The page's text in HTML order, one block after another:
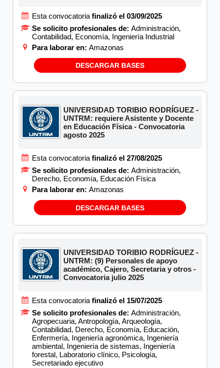
Esta convocatoria finalizó el 03/09/2025
Se solicito profesionales de: Administración,
Contabilidad, Economía, Ingeniería Industrial
Para laborar en: Amazonas
DESCARGAR BASES
UNIVERSIDAD TORIBIO RODRÍGUEZ -
UNTRM: requiere Asistente y Docente
en Educación Física - Convocatoria
agosto 2025
Esta convocatoria finalizó el 27/08/2025
Se solicito profesionales de: Administración,
Derecho, Economía, Educación Física
Para laborar en: Amazonas
DESCARGAR BASES
UNIVERSIDAD TORIBIO RODRÍGUEZ -
UNTRM: (9) Personales de apoyo
académico, Cajero, Secretaria y otros -
Convocatoria julio 2025
Esta convocatoria finalizó el 15/07/2025
Se solicito profesionales de: Administración,
Agropecuaria, Antropología, Arqueología,
Contabilidad, Derecho, Economía, Educación,
Enfermería, Ingeniería agronómica, Ingeniería
ambiental, Ingeniería de sistemas, Ingeniería
forestal, Laboratorio clínico, Psicología,
Secretariado ejecutivo